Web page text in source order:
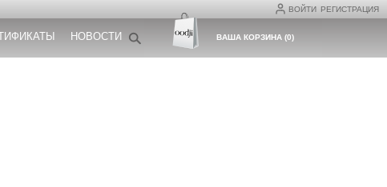
ВОЙТИ РЕГИСТРАЦИЯ
НОВОСТИ ВАША КОРЗИНА(0)